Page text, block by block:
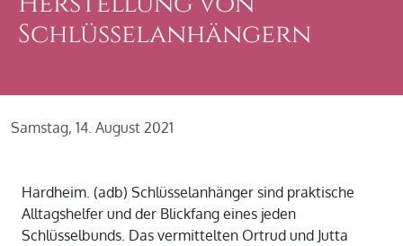
Schlüsselanhängern
Samstag, 14. August 2021
Hardheim. (adb) Schlüsselanhänger sind praktische
Alltagshelfer und der Blickfang eines jeden
Schlüsselbunds. Das vermittelten Ortrud und Jutta